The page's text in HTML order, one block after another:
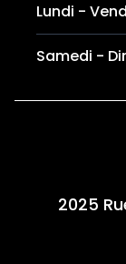
Lundi -
Samedi -
2025